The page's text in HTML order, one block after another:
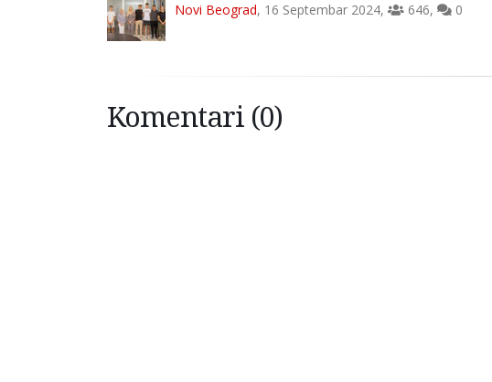
Novi Beograd, 16 Septembar 2024, 646, 0
Komentari (0)